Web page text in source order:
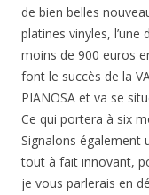
de bien belles
platines vinyles, l’une
moins de 900 euros
font le succès de la
PIANOSA et va se
Ce qui portera à six
Signalons également
tout à fait innovant,
je vous parlerais en